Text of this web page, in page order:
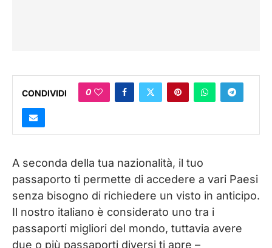
CONDIVIDI 0
A seconda della tua nazionalità, il tuo
passaporto ti permette di accedere a vari Paesi
senza bisogno di richiedere un visto in anticipo.
Il nostro italiano è considerato uno tra i
passaporti migliori del mondo, tuttavia avere
due o più passaporti diversi ti apre –